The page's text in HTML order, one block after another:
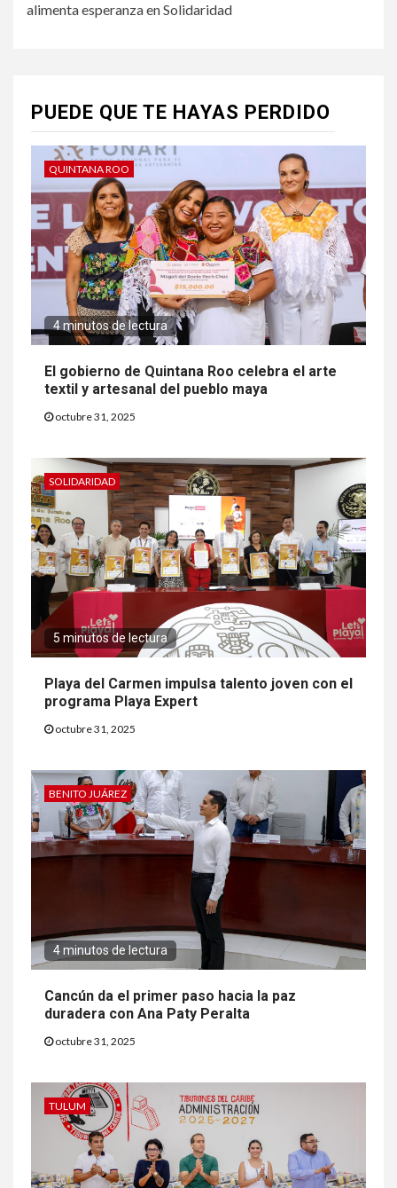
alimenta esperanza en Solidaridad
PUEDE QUE TE HAYAS PERDIDO
QUINTANA ROO
4 minutos de lectura
El gobierno de Quintana Roo celebra el arte
textil y artesanal del pueblo maya
octubre 31, 2025
SOLIDARIDAD
5 minutos de lectura
Playa del Carmen impulsa talento joven con el
programa Playa Expert
octubre 31, 2025
BENITO JUÁREZ
4 minutos de lectura
Cancún da el primer paso hacia la paz
duradera con Ana Paty Peralta
octubre 31, 2025
TULUM